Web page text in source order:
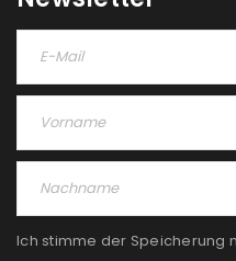
Ich stimme der Speicherung